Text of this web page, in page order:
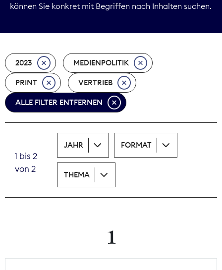
Marktdaten
Nachhaltigkeit
Nachwuchs
Nova Award
Pressefreiheit
Print
Recht
Theodor-Wolff-Preis
Wächterpreis
können Sie konkret mit Begriffen nach Inhalten suchen.
2023 MEDIENPOLITIK
PRINT VERTRIEB
ALLE FILTER ENTFERNEN
1 bis 2
von 2
JAHR FORMAT
THEMA
1